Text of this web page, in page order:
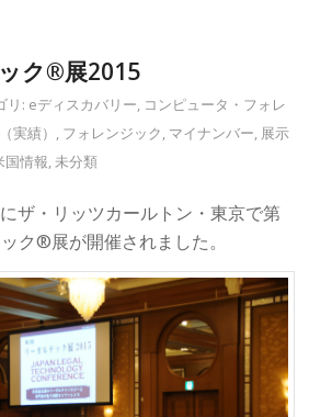
ク®展2015
リ: eディスカバリー, コンピュータ・フォレ
実績） , フォレンジック, マイナンバー, 展示
国情報,未分類
ザ・リッツカールトン・東京で第
ク®展が開催されました。